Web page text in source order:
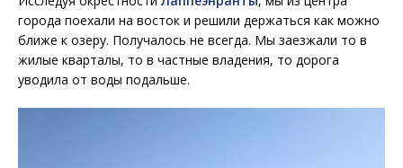
города поехали на восток и решили держаться как можно
ближе к озеру. Получалось не всегда. Мы заезжали то в
жилые кварталы, то в частные владения, то дорога
уводила от воды подальше.